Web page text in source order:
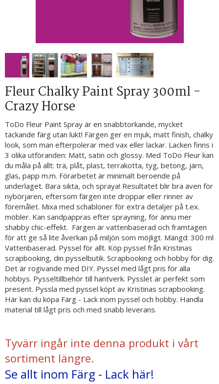
Fleur Chalky Paint Spray 300ml -
Crazy Horse
ToDo Fleur Paint Spray är en snabbtorkande, mycket
täckande färg utan lukt! Färgen ger en mjuk, matt finish, chalky
look, som man efterpolerar med vax eller lackar. Lacken finns i
3 olika utföranden: Matt, satin och glossy. Med ToDo Fleur kan
du måla på allt: trä, plåt, plast, terrakotta, tyg, betong, järn,
glas, papp m.m. Förarbetet är minimalt beroende på
underlaget. Bara sikta, och spraya! Resultatet blir bra även för
nybörjaren, eftersom färgen inte droppar eller rinner av
föremålet. Mixa med schabloner för extra detaljer på t.ex.
möbler. Kan sandpappras efter sprayning, för ännu mer
shabby chic-effekt. Färgen är vattenbaserad och framtagen
för att ge så lite åverkan på miljön som möjligt. Mängd: 300 ml
Vattenbaserad. Pyssel för allt. Köp pyssel från Kristinas
scrapbooking, din pysselbutik. Scrapbooking och hobby för dig.
Det är rogivande med DIY. Pyssel med lågt pris för alla
hobbys. Pysseltillbehör till hantverk. Pysslet är perfekt som
present. Pyssla med pyssel köpt av Kristinas scrapbooking.
Här kan du köpa Färg - Lack inom pyssel och hobby. Handla
material till lågt pris och med snabb leverans.
Tyvärr ingår inte denna produkt i vårt
sortiment längre.
Se allt inom Färg - Lack här!